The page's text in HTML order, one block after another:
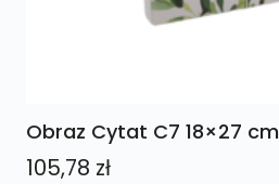
Obraz Cytat C7 18×27 cm
105,78 zł